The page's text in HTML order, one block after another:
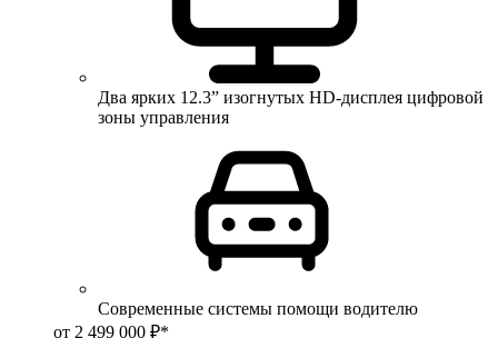
Два ярких 12.3” изогнутых HD-дисплея цифровой
зоны управления
Современные системы помощи водителю
от 2 499 000 ₽*